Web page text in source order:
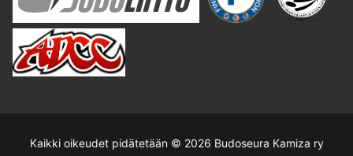
Kaikki oikeudet pidätetään © 2026 Budoseura Kamiza ry